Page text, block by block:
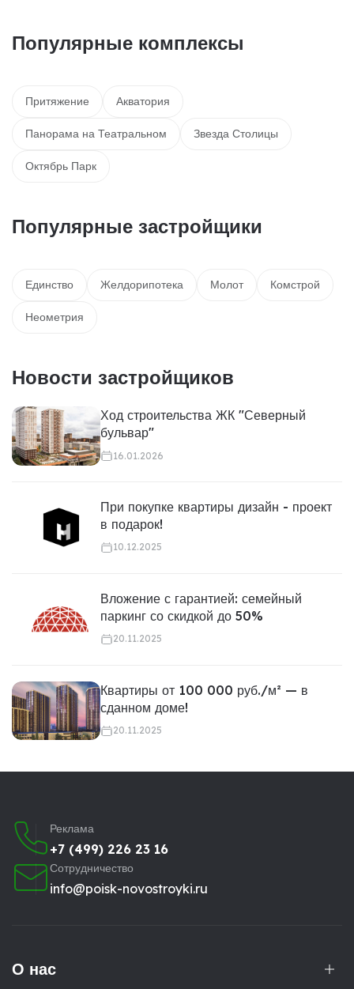
Популярные комплексы
Притяжение Акватория
Панорама на Театральном Звезда Столицы
Октябрь Парк
Популярные застройщики
Единство Желдорипотека Молот Комстрой
Неометрия
Новости застройщиков
Ход строительства ЖК "Северный
бульвар"
16.01.2026
При покупке квартиры дизайн - проект
в подарок!
10.12.2025
Вложение с гарантией: семейный
паркинг со скидкой до 50%
20.11.2025
Квартиры от 100 000 руб./м² — в
сданном доме!
20.11.2025
Реклама
+7 (499) 226 23 16
Сотрудничество
info@poisk-novostroyki.ru
О нас